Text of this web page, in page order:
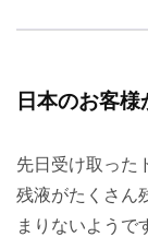
日本のお客
先日受け取った
残液がたくさん
まりないようで